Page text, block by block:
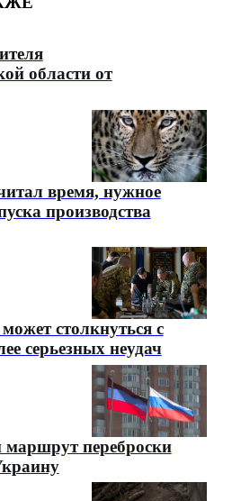
области от
время, нужное
производства
столкнуться с
серьезных неудач
переброски